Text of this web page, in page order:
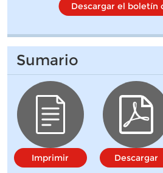
Descargar el boletín
Sumario
Imprimir Descargar